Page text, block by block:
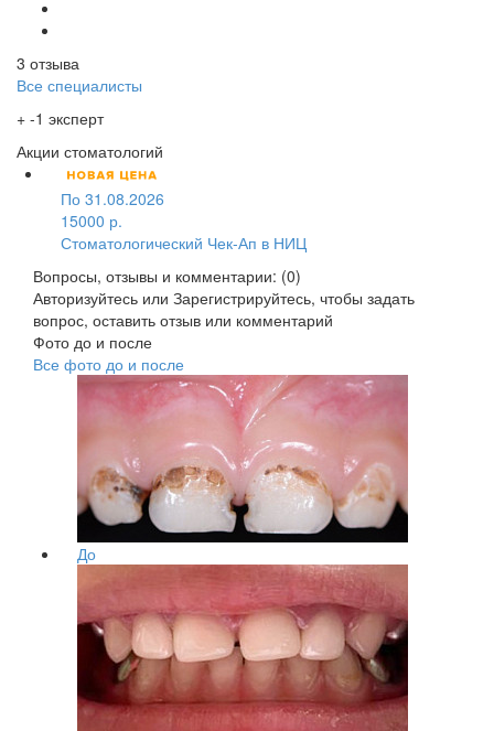
3 отзыва
Все специалисты
+ -1 эксперт
Акции стоматологий
По 31.08.2026
15000 р.
Стоматологический Чек-Ап в НИЦ
Вопросы, отзывы и комментарии: (0)
Авторизуйтесь или Зарегистрируйтесь, чтобы задать
вопрос, оставить отзыв или комментарий
Фото до и после
Все фото до и после
До